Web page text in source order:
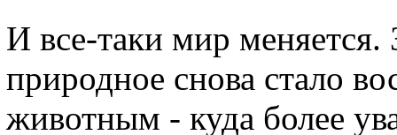
И все-таки мир меняется.
природное снова стало
животным - куда более